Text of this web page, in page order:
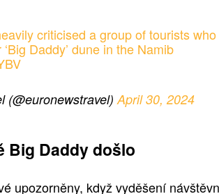
criticised a group of tourists who
Daddy’ dune in the Namib
(@euronewstravel)April 30, 2024
Big Daddy došlo
upozorněny, když vyděšení